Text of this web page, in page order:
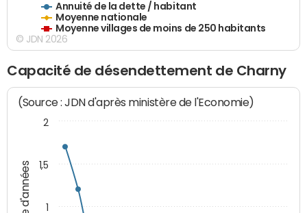
Annuité de la dette / habitant
Moyenne nationale
Moyenne villages de moins de 250 habitants
© JDN 2026
Capacité de désendettement de Charny
(Source : JDN d'après ministère de l'Economie)
1
1,5
2